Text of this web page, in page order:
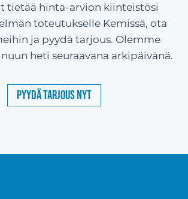
tietää hinta-arvion kiinteistösi
toteutukselle Kemissä, ota
ja pyydä tarjous. Olemme
heti seuraavana arkipäivänä.
Pyydä tarjous nyt